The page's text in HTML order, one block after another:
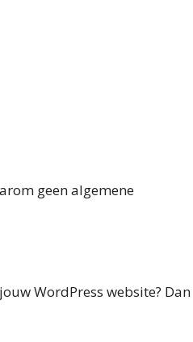
geen algemene
WordPress website? Dan